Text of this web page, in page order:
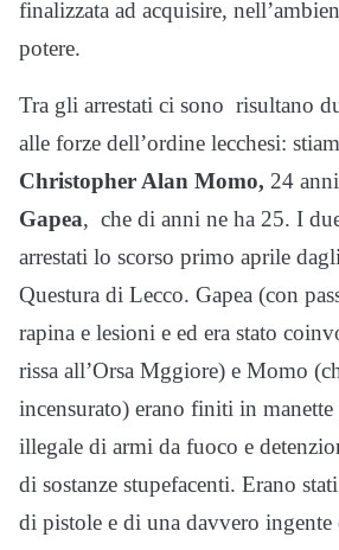
finalizzata ad acquisire,
potere.
Tra gli arrestati ci sono risultano
alle forze dell’ordine lecchesi:
Christopher Alan Momo, 24
Gapea, che di anni ne ha 25. I
arrestati lo scorso primo aprile
Questura di Lecco. Gapea (con
rapina e lesioni e ed era stato
rissa all’Orsa Mggiore) e Momo
incensurato) erano finiti in manette
illegale di armi da fuoco e
di sostanze stupefacenti. Erano
di pistole e di una davvero